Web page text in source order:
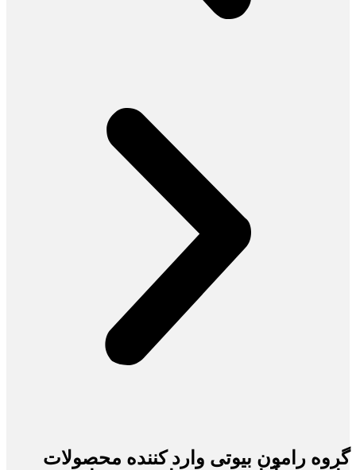
گروه رامون بیوتی وارد کننده محصولات